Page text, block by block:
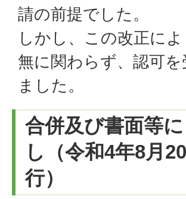
請の前提でした。
しかし、この改正に
無に関わらず、認可
ました。
合併及び書面等
し（令和4年8月
行）